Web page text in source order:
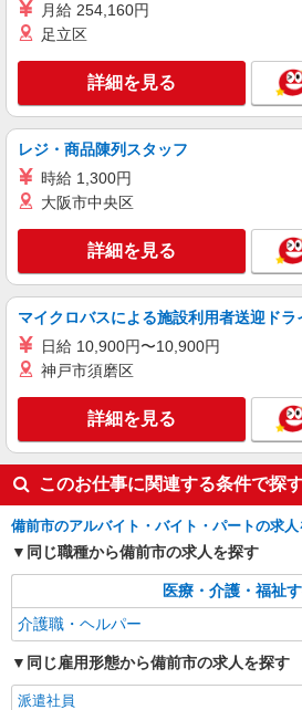
キープ
株式会社kotrio /●OK-H-2021011
備前市｜日払いOK
時給1350円〜2062
通費全支給(ガソリン代
備前市 西片上駅周
キープ
派遣社員
株式会社ニッソーネット岡山支社
特養の介護士（資格
初任者以上：時給
岡山県備前市
キープ
株式会社ニッソーネット岡山支社
初任者以上：時給
岡山県備前市
月給 254,160円
足立区
詳細を見る
レジ・商品陳列スタッフ
時給 1,300円
大阪市中央区
詳細を見る
マイクロバスによる施設利用者送迎ドラ
日給 10,900円〜10,900円
神戸市須磨区
詳細を見る
このお仕事に関連する条件で探
備前市のアルバイト・バイト・パートの求人
同じ職種から備前市の求人を探す
医療・介護・福祉
介護職・ヘルパー
同じ雇用形態から備前市の求人を探す
派遣社員